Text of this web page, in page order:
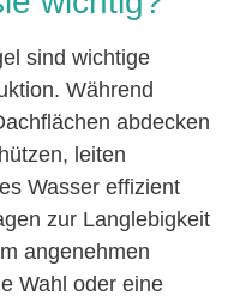
sind wichtige
Während
abdecken
leiten
Wasser effizient
zur Langlebigkeit
angenehmen
Wahl oder eine